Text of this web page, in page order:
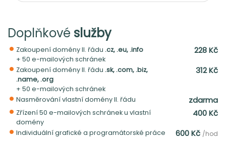
Doplňkové služby
• Zakoupení domény II. řádu .cz, .eu, .info
+ 50 e-mailových schránek
228 Kč
• Zakoupení domény II. řádu .sk, .com, .biz,
.name, .org
+ 50 e-mailových schránek
312 Kč
• Nasměrování vlastní domény II. řádu zdarma
• Zřízení 50 e-mailových schránek u vlastní
domény
400 Kč
• Individuální grafické a programátorské práce 600 Kč /hod